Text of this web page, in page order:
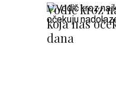
Vodič kroz
koja nas
dana